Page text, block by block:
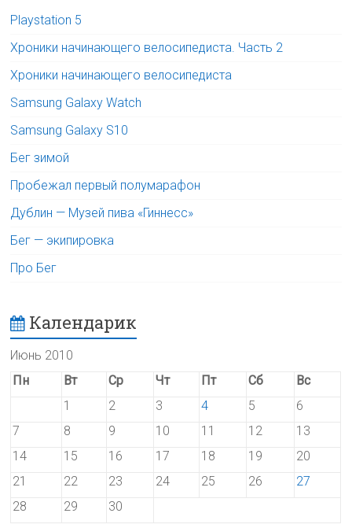
Playstation 5
Хроники начинающего велосипедиста. Часть 2
Хроники начинающего велосипедиста
Samsung Galaxy Watch
Samsung Galaxy S10
Бег зимой
Пробежал первый полумарафон
Дублин — Музей пива «Гиннесс»
Бег — экипировка
Про Бег
Календарик
Июнь 2010
Пн
Вт Ср Чт Пт Сб
Вс
1
2 3 4 5
6
7
8 9 10 11 12
13
14
15 16 17 18 19
20
21
22 23 24 25 26
27
28
29 30